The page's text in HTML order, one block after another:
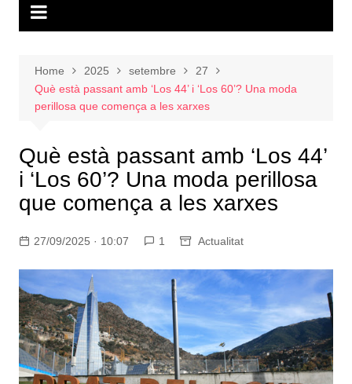
Home 2025 setembre
27
Què està passant amb ‘Los 44’ i ‘Los 60’? Una moda
perillosa que comença a les xarxes
Què està passant amb ‘Los 44’
i ‘Los 60’? Una moda perillosa
que comença a les xarxes
27/09/2025 · 10:07 1 Actualitat